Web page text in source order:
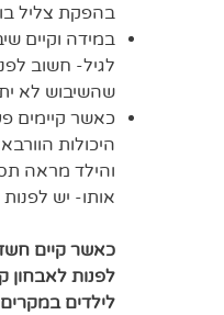
בהפקת צליל
במידה וקיים
לגיל- חשוב
שהשיבוש לא
כאשר קיימים
היכולות
והילד מראה
אותו- יש לפנות
כאשר קיים
לפנות לאבחון
לילדים